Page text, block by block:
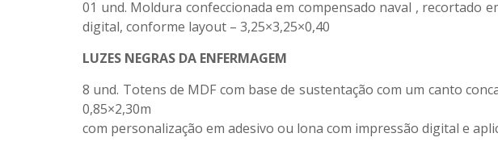
01 und. Moldura confeccionada em compensado naval , recortado
digital, conforme layout – 3,25×3,25×0,40
LUZES NEGRAS DA ENFERMAGEM
8 und. Totens de MDF com base de sustentação com um canto
0,85×2,30m
com personalização em adesivo ou lona com impressão digital e